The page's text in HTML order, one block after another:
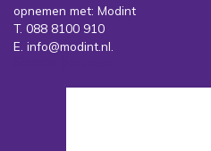
opnemen met: Modint
T. 088 8100 910
E. info@modint.nl.